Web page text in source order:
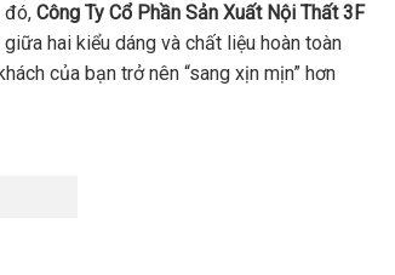
đó, Công Ty Cổ Phần Sản Xuất Nội Thất 3F
hai kiểu dáng và chất liệu hoàn toàn
của bạn trở nên “sang xịn mịn” hơn